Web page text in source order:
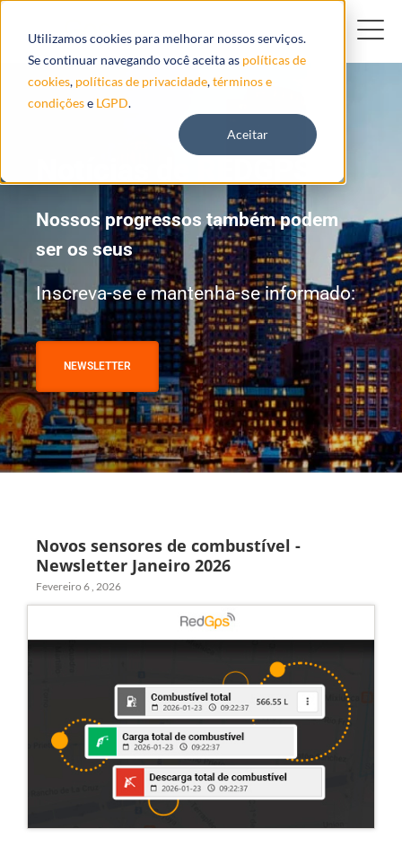
Utilizamos cookies para melhorar nossos serviços.
Se continuar navegando você aceita as políticas de
cookies, políticas de privacidade,términos e
condiçõese LGPD.
Aceitar
Nossos progressos também podem
ser os seus
Inscreva-se e mantenha-se informado:
NEWSLETTER
Novos sensores de combustível -
Newsletter Janeiro 2026
Fevereiro 6 , 2026